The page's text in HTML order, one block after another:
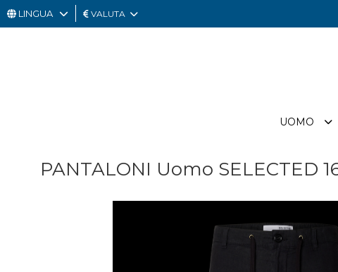
LINGUA VALUTA
UOMO
PANTALONI Uomo SELECTED